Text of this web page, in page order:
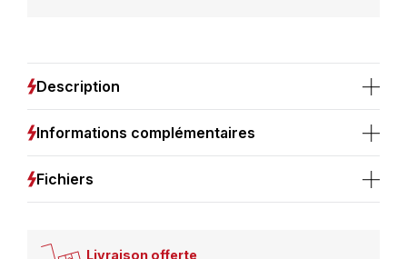
rond
blanc
Description
Informations complémentaires
Fichiers
Livraison offerte